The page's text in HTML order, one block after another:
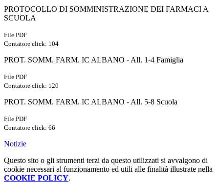
PROTOCOLLO DI SOMMINISTRAZIONE DEI FARMACI A
SCUOLA
File PDF
Contatore click: 104
PROT. SOMM. FARM. IC ALBANO - All. 1-4 Famiglia
File PDF
Contatore click: 120
PROT. SOMM. FARM. IC ALBANO - All. 5-8 Scuola
File PDF
Contatore click: 66
Notizie
Questo sito o gli strumenti terzi da questo utilizzati si avvalgono di
cookie necessari al funzionamento ed utili alle finalità illustrate nella
COOKIE POLICY.